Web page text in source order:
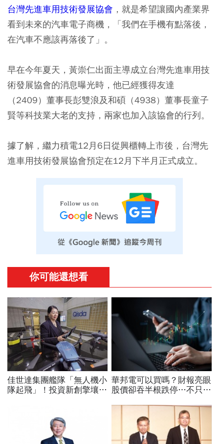
台灣先進車用技術發展協會 ，就是希望讓國內產業界
看到未來的汽車電子商機，
「我們在手機有點落後，
在汽車不應該再落後了」 。
早在今年夏天，黃崇仁出面主導成立台灣先進車用技
術發展協會的消息曝光時，他已經獲得友達
（2409）董事長彭雙浪及和碩（4938）董事長童子
賢等科技業大老的支持，兩家也加入該協會的行列。
據了解，繼力積電12月6日從興櫃轉上市後，台灣先
進車用技術發展協會預定在12月下半月正式成立。